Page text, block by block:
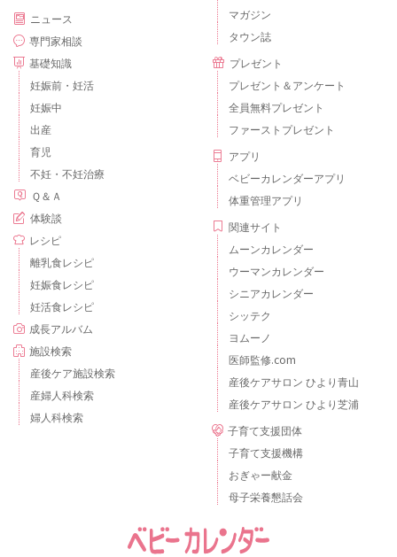
ニュース
専門家相談
基礎知識
妊娠前・妊活
妊娠中
出産
育児
不妊・不妊治療
Ｑ＆Ａ
体験談
レシピ
離乳食レシピ
妊娠食レシピ
妊活食レシピ
成長アルバム
施設検索
産後ケア施設検索
産婦人科検索
婦人科検索
マガジン
タウン誌
プレゼント
プレゼント＆アンケート
全員無料プレゼント
ファーストプレゼント
アプリ
ベビーカレンダーアプリ
体重管理アプリ
関連サイト
ムーンカレンダー
ウーマンカレンダー
シニアカレンダー
シッテク
ヨムーノ
医師監修.com
産後ケアサロン ひより青山
産後ケアサロン ひより芝浦
子育て支援団体
子育て支援機構
おぎゃー献金
母子栄養懇話会